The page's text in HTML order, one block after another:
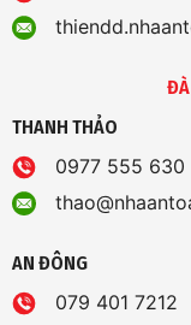
THANH THẢO
0977 555 630
AN ĐÔNG
079 401 7212